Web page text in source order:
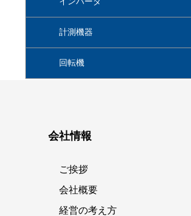
計測機器
回転機
会社情報
ご挨拶
会社概要
経営の考え方